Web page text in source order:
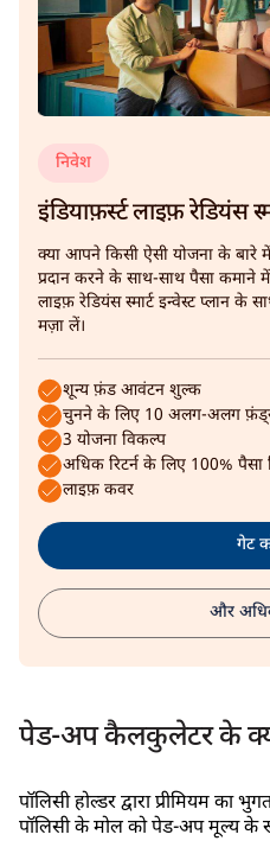
इंडियाफ़र्स्ट लाइफ़ रेडियंस
निवेश
क्या आपने किसी ऐसी योजना के
प्रदान करने के साथ-साथ पैसा कमाने में
लाइफ़ रेडियंस स्मार्ट इन्वेस्ट प्लान के
मज़ा लें।
शून्य फ़ंड आवंटन शुल्क
चुनने के लिए 10 अलग-अलग
3 योजना विकल्प
अधिक रिटर्न के लिए 100% पैसा
लाइफ़ कवर
गेट
और
पेड-अप कैलकुलेटर के
पॉलिसी होल्डर द्वारा प्रीमियम का
पॉलिसी के मोल को पेड-अप मूल्य के